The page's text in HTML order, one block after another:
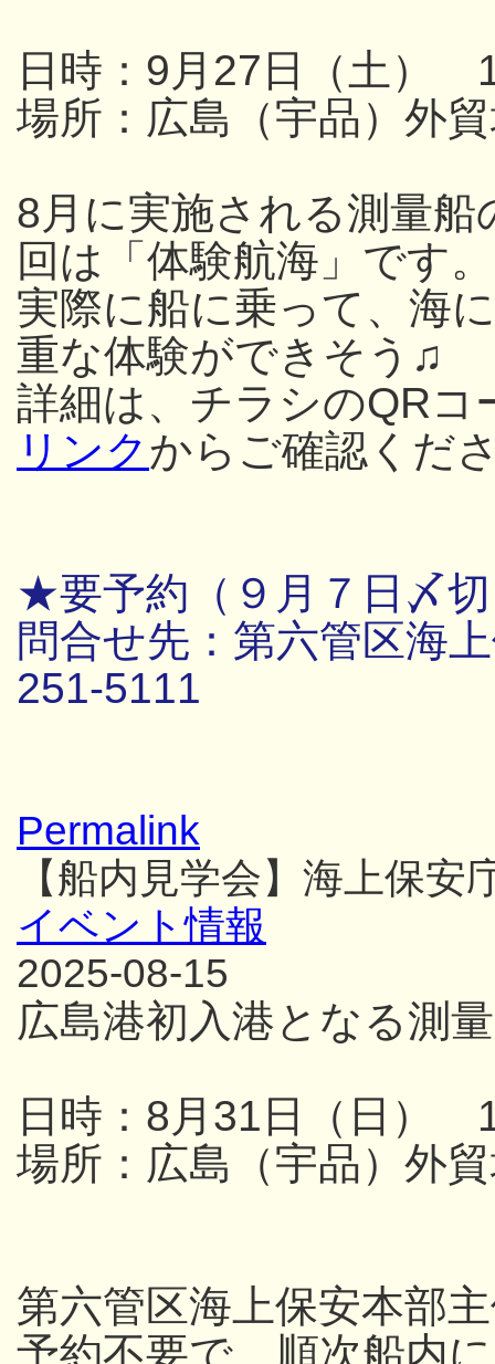
日時：9月27日（土）
場所：広島（宇品）外
8月に実施される測量
回は「体験航海」です。
実際に船に乗って、海
重な体験ができそう♫
詳細は、チラシのQRコ
リンクからご確認くだ
★要予約（９月７日〆
問合せ先：第六管区海
251-5111
Permalink
【船内見学会】海上保
イベント情報
2025-08-15
広島港初入港となる測
日時：8月31日（日）
場所：広島（宇品）外
第六管区海上保安本部
予約不要で、順次船内